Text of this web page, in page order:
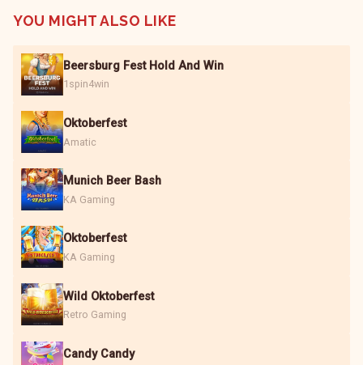
YOU MIGHT ALSO LIKE
Beersburg Fest Hold And Win
1spin4win
Oktoberfest
Amatic
Munich Beer Bash
KA Gaming
Oktoberfest
KA Gaming
Wild Oktoberfest
Retro Gaming
Candy Candy